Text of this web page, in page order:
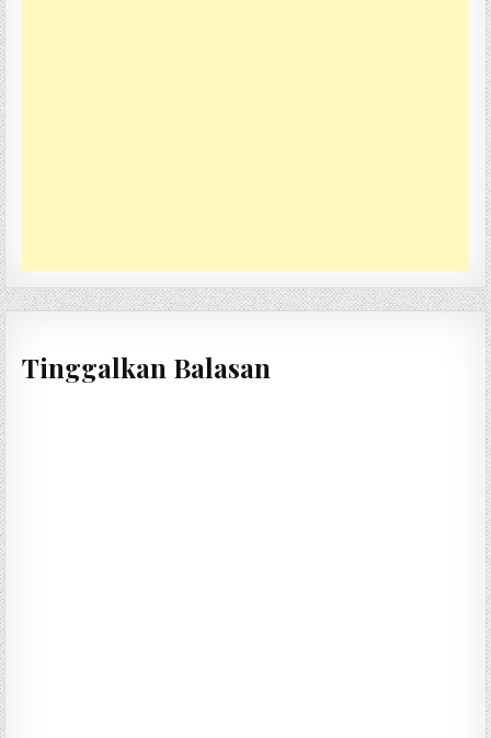
Tinggalkan Balasan